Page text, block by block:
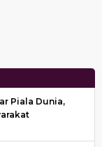
Piala Dunia,